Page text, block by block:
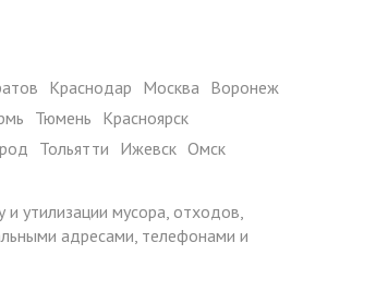
Краснодар Москва Воронеж
Тюмень Красноярск
Тольятти Ижевск Омск
и утилизации мусора, отходов,
адресами, телефонами и